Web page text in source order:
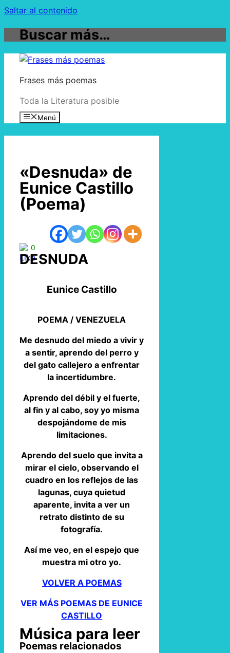
Saltar al contenido
Buscar más…
Frases más poemas
Toda la Literatura posible
Menú
«Desnuda» de
Eunice Castillo
(Poema)
0
DESNUDA
Eunice Castillo
POEMA / VENEZUELA
Me desnudo del miedo a vivir y
a sentir, aprendo del perro y
del gato callejero a enfrentar
la incertidumbre.
Aprendo del débil y el fuerte,
al fin y al cabo, soy yo misma
despojándome de mis
limitaciones.
Aprendo del suelo que invita a
mirar el cielo, observando el
cuadro en los reflejos de las
lagunas, cuya quietud
aparente, invita a ver un
retrato distinto de su
fotografía.
Así me veo, en el espejo que
muestra mi otro yo.
VOLVER A POEMAS
VER MÁS POEMAS DE EUNICE
CASTILLO
Música para leer
Poemas relacionados